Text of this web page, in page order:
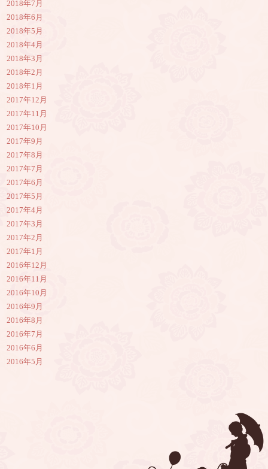
2018年7月
2018年6月
2018年5月
2018年4月
2018年3月
2018年2月
2018年1月
2017年12月
2017年11月
2017年10月
2017年9月
2017年8月
2017年7月
2017年6月
2017年5月
2017年4月
2017年3月
2017年2月
2017年1月
2016年12月
2016年11月
2016年10月
2016年9月
2016年8月
2016年7月
2016年6月
2016年5月